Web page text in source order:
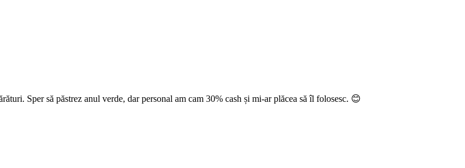
Sper să păstrez anul verde, dar personal am cam 30% cash și mi-ar plăcea să îl folosesc. 😊